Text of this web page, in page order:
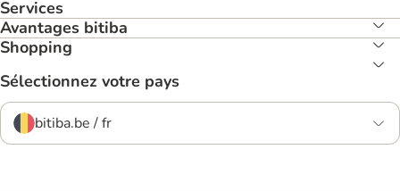
Services
Avantages bitiba
Shopping
Sélectionnez votre pays
bitiba.be / fr